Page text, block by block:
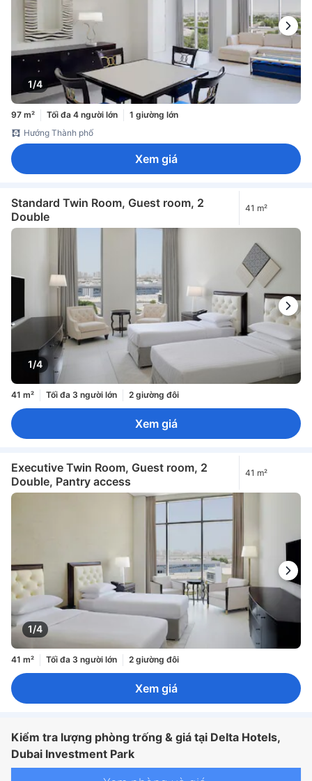
1/4
97 m² Tối đa 4 người lớn
1 giường lớn
Hướng Thành phố
Xem giá
Standard Twin Room, Guest room, 2
Double
41 m²
1/4
41 m² Tối đa 3 người lớn 2 giường đôi
Xem giá
Executive Twin Room, Guest room, 2
Double, Pantry access
41 m²
1/4
41 m² Tối đa 3 người lớn 2 giường đôi
Xem giá
Kiểm tra lượng phòng trống & giá tại Delta Hotels,
Dubai Investment Park